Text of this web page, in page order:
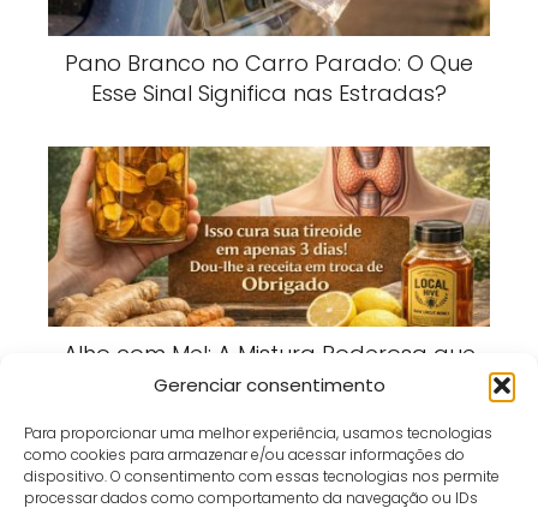
Gerenciar consentimento
Para proporcionar uma melhor experiência, usamos tecnologias
como cookies para armazenar e/ou acessar informações do
dispositivo. O consentimento com essas tecnologias nos permite
processar dados como comportamento da navegação ou IDs
Pano Branco no Carro Parado: O Que
Esse Sinal Significa nas Estradas?
Alho com Mel: A Mistura Poderosa que
Está Conquistando Quem Busca Mais